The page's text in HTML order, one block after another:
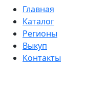
Главная
Каталог
Регионы
Выкуп
Контакты